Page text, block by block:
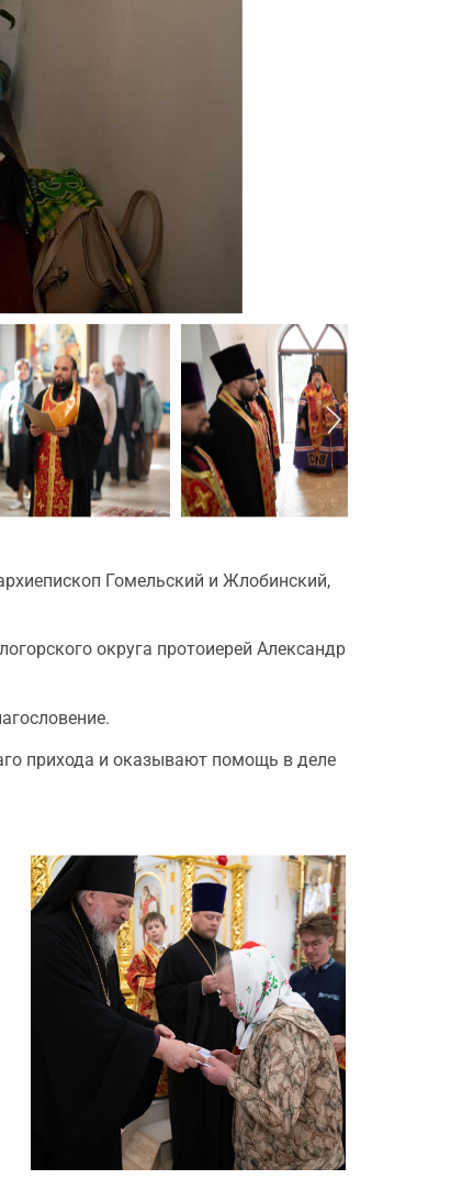
Гомельский и Жлобинский,
округа протоиерей Александр
прихода и оказывают помощь в деле